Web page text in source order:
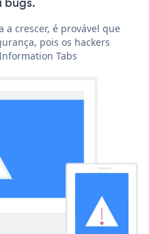
a crescer, é provável que
pois os hackers
Tabs